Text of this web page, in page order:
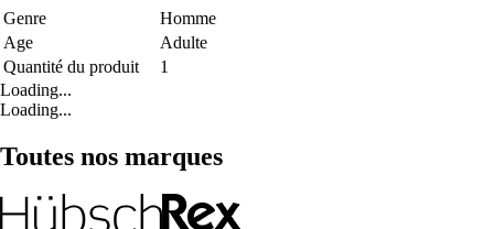
Genre
Homme
Age
Adulte
Quantité du produit
1
Loading...
Loading...
Toutes nos marques